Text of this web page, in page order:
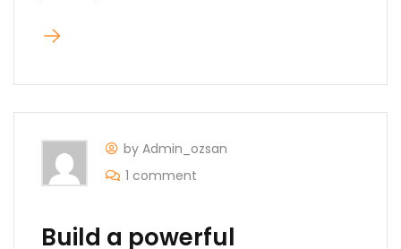
by Admin_ozsan
1 comment
Build a powerful